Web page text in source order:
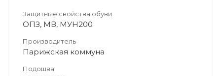
Защитные свойства обуви
ОПЗ, МВ, МУН200
Производитель
Парижская коммуна
Подошва